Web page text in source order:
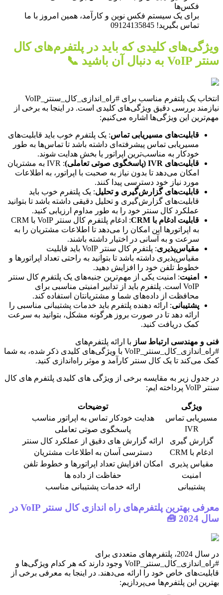
فکس‌ها
برای یک سیستم فکس نوین و کارآمد، همین امروز با ما
تماس بگیرید! 09124135845
ویژگی‌های کلیدی که باید در پلتفرم‌های کال
سنتر VoIP به دنبال آن باشید 📞
انتخاب یک پلتفرم مناسب برای #راه_اندازی_کال_سنتر_VoIP
نیازمند بررسی دقیق ویژگی‌های کلیدی است. در اینجا به برخی از
مهم‌ترین این ویژگی‌ها اشاره می‌کنیم:
قابلیت‌های مسیریابی تماس: یک پلتفرم خوب باید قابلیت‌های
مسیریابی تماس پیشرفته‌ای داشته باشد تا تماس‌ها به طور
خودکار به مناسب‌ترین اپراتور یا بخش هدایت شوند.
قابلیت‌های IVR (پاسخگوی صوتی تعاملی)
: IVR به مشتریان
امکان می‌دهد تا بدون نیاز به صحبت با اپراتور، به اطلاعات
مورد نیاز خود دسترسی پیدا کنند.
قابلیت‌های گزارش‌گیری و تحلیل: یک پلتفرم خوب باید
قابلیت‌های گزارش‌گیری و تحلیل دقیقی داشته باشد تا بتوانید
عملکرد کال سنتر خود را به طور مداوم ارزیابی کنید.
قابلیت ادغام با CRM
: ادغام پلتفرم کال سنتر VoIP با CRM
به اپراتورها این امکان را می‌دهد تا اطلاعات مشتریان را به
سرعت و به آسانی در اختیار داشته باشند.
مقیاس‌پذیری
: پلتفرم کال سنتر VoIP باید قابلیت
مقیاس‌پذیری داشته باشد تا بتوانید به راحتی تعداد اپراتورها و
خطوط تلفن خود را افزایش دهید.
امنیت: امنیت یکی از مهم‌ترین جنبه‌های یک پلتفرم کال سنتر
VoIP است. پلتفرم باید از تدابیر امنیتی مناسبی برای
محافظت از داده‌های شما و مشتریانتان استفاده کند.
پشتیبانی: ارائه دهنده پلتفرم باید خدمات پشتیبانی مناسبی را
ارائه دهد تا در صورت بروز هرگونه مشکل، بتوانید به سرعت
کمک دریافت کنید.
فنی و مهندسی ارتباط ساز با ارائه پلتفرم‌های
#راه_اندازی_کال_سنتر_VoIP با ویژگی‌های کلیدی ذکر شده، به شما
کمک می‌کند تا یک کال سنتر کارآمد و موثر راه‌اندازی کنید.
در جدول زیر به مقایسه برخی از ویژگی های کلیدی پلتفرم های کال
سنتر VoIP پرداخته ایم:
ویژگی
توضیحات
مسیریابی تماس
هدایت خودکار تماس به اپراتور مناسب
IVR
پاسخگوی صوتی تعاملی
گزارش گیری
ارائه گزارش های دقیق از عملکرد کال سنتر
ادغام با CRM
دسترسی آسان به اطلاعات مشتریان
مقیاس پذیری
امکان افزایش تعداد اپراتورها و خطوط تلفن
امنیت
حفاظت از داده ها
پشتیبانی
ارائه خدمات پشتیبانی مناسب
معرفی بهترین پلتفرم‌های راه اندازی کال سنتر VoIP در
سال 2024 🧰
در سال 2024، پلتفرم‌های متعددی برای
#راه_اندازی_کال_سنتر_VoIP وجود دارند که هر کدام ویژگی‌ها و
قابلیت‌های خاص خود را ارائه می‌دهند. در اینجا به معرفی برخی از
بهترین این پلتفرم‌ها می‌پردازیم: